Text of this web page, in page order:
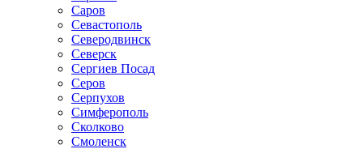
Саров
Севастополь
Северодвинск
Северск
Сергиев Посад
Серов
Серпухов
Симферополь
Сколково
Смоленск